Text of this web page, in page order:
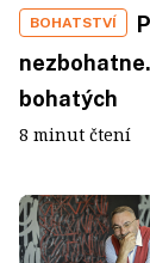
BOHATSTVÍ
bohatých
8 minut čtení